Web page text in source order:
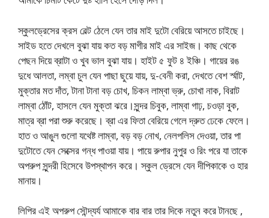
স্কুলড্রেসের ক্রস বেল্ট ঠেলে যেন তার মাই দুটো বেরিয়ে আসতে চাইছে।
সাইড হতে দেখলে বুঝা যায় কত বড় মাগীর মাই এর সাইজ। কাছ থেকে
পেছন দিয়ে ব্রাটা ও খুব ভাল বুঝা যায়। হাইট ৫ ফুট ৪ ইঞ্চি। গায়ের রঙ
দুধে আলতা, লম্বা চুল যেন পাছা ছুয়ে যায়, দু-বেনী করা, দেখতে বেশ র্স্মাট,
মুক্তার মত দাঁত, টানা টানা বড় চোখ, চিকন লাম্বা ভ্রু, চোখা নাক, বিরাট
লাম্বা ঠোঁট, হাসলে যেন মুক্তা ঝরে।সুন্দর চিবুক, লাম্বা গাঢ়, চওড়া বুক,
মাত্র ব্রা পরা শুরু করেছে। ব্রা এর ফিতা বেরিয়ে গেলে দ্রুত ঢেকে ফেলে।
হাত ও আঙুল গুলো যথেষ্ট লাম্বা, বড় বড় নোখ, নেলপলিস দেওয়া, তার পা
দুটোতে যেন সেক্সের গন্ধ পাওয়া যায়। পায়ে রুপার নুপুর ও রিং পরে যা তাকে
অপরুপ সুন্দরী হিসেবে উপস্থাপন করে। স্কুল ড্রেসে যেন দীপিকাকে ও হার
মানায়।
লিপির এই অপরুপ সৌন্দ্যর্য আমাকে বার বার তার দিকে নতুন করে টানছে ,